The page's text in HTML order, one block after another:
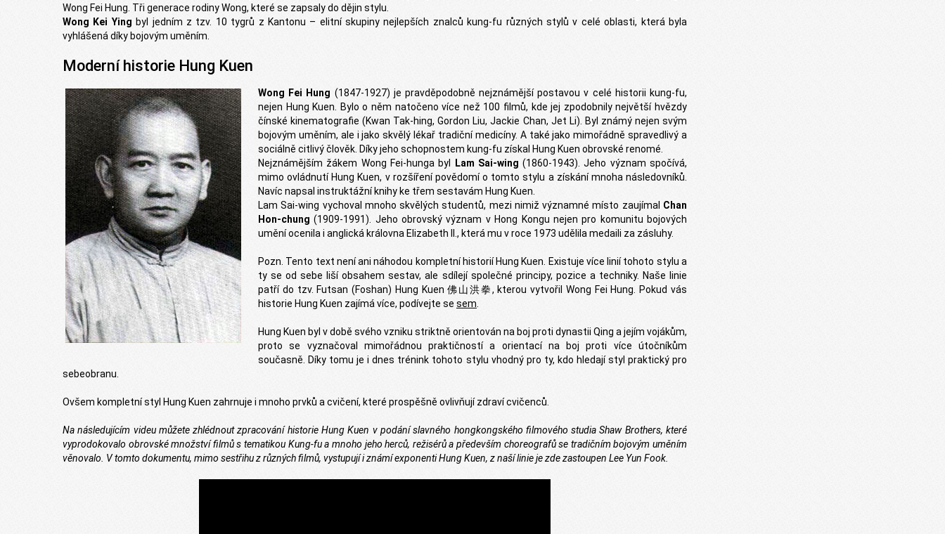
Wong Fei Hung. Tři generace rodiny Wong, které se zapsaly do dějin stylu.
Wong Kei Ying byl jedním z tzv. 10 tygrů z Kantonu – elitní skupiny nejlepších znalců kung-fu různých stylů v celé oblasti, která byla
vyhlášená díky bojovým uměním.
Moderní historie Hung Kuen
Wong Fei Hung (1847-1927) je pravděpodobně nejznámější postavou v celé historii kung-fu,
nejen Hung Kuen. Bylo o něm natočeno více než 100 filmů, kde jej zpodobnily největší hvězdy
čínské kinematografie (Kwan Tak-hing, Gordon Liu, Jackie Chan, Jet Li). Byl známý nejen svým
bojovým uměním, ale i jako skvělý lékař tradiční medicíny. A také jako mimořádně spravedlivý a
sociálně citlivý člověk. Díky jeho schopnostem kung-fu získal Hung Kuen obrovské renomé.
Nejznámějším žákem Wong Fei-hunga byl
Lam Sai-wing (1860-1943). Jeho význam spočívá,
mimo ovládnutí Hung Kuen, v rozšíření povědomí o tomto stylu a získání mnoha následovníků.
Navíc napsal instruktážní knihy ke třem sestavám Hung Kuen.
Lam Sai-wing vychoval mnoho skvělých studentů, mezi nimiž významné místo zaujímal Chan
Hon-chung (1909-1991). Jeho obrovský význam v Hong Kongu nejen pro komunitu bojových
umění ocenila i anglická královna Elizabeth II., která mu v roce 1973 udělila medaili za zásluhy.
Pozn. Tento text není ani náhodou kompletní historií Hung Kuen. Existuje více linií tohoto stylu a
ty se od sebe liší obsahem sestav, ale sdílejí společné principy, pozice a techniky. Naše linie
patří do tzv. Futsan (Foshan) Hung Kuen 佛山洪拳, kterou vytvořil Wong Fei Hung. Pokud vás
historie Hung Kuen zajímá více, podívejte se sem
Hung Kuen byl v době svého vzniku striktně orientován na boj proti dynastii Qing a jejím vojákům,
proto se vyznačoval mimořádnou praktičností a orientací na boj proti více útočníkům
současně. Díky tomu je i dnes trénink tohoto stylu vhodný pro ty, kdo hledají styl praktický pro
sebeobranu.
Ovšem kompletní styl Hung Kuen zahrnuje i mnoho prvků a cvičení, které prospěšně ovlivňují zdraví cvičenců.
Na následujícím videu můžete zhlédnout zpracování historie Hung Kuen v podání slavného hongkongského filmového studia Shaw Brothers, které
vyprodokovalo obrovské množství filmů s tematikou Kung-fu a mnoho jeho herců, režisérů a především choreografů se tradičním bojovým uměním
věnovalo. V tomto dokumentu, mimo sestřihu z různých filmů, vystupují i známí exponenti Hung Kuen, z naší linie je zde zastoupen Lee Yun Fook.